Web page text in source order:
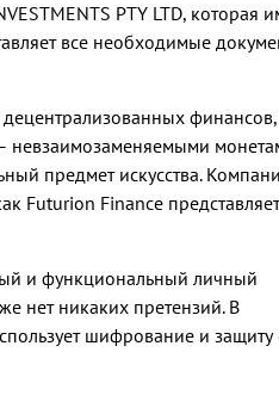
PTY LTD, которая
все необходимые
финансов,
невзаимозаменяемыми
предмет искусства.
Futurion Finance представляет
и функциональный личный
нет никаких претензий. В
шифрование и защиту